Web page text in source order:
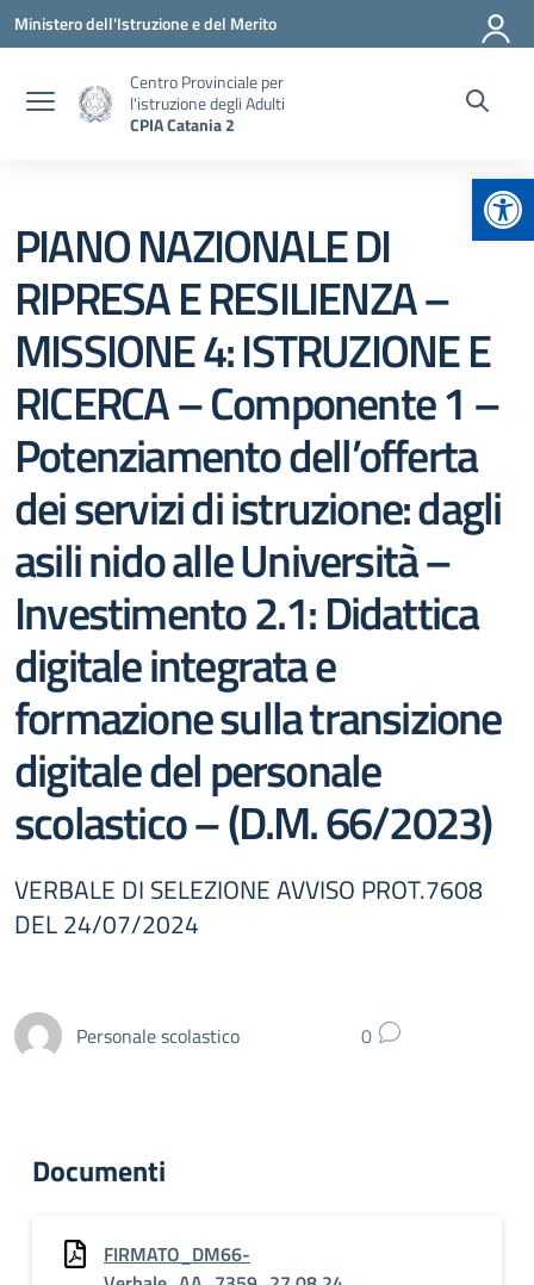
Vai ai contenuti
Vai al menu di navigazione
Vai al footer
Ministero dell'Istruzione e del Merito
Centro Provinciale per
l'istruzione degli Adulti
CPIA Catania 2
PIANO NAZIONALE DI
RIPRESA E RESILIENZA –
MISSIONE 4: ISTRUZIONE E
RICERCA – Componente 1 –
Potenziamento dell’offerta
dei servizi di istruzione: dagli
asili nido alle Università –
Investimento 2.1: Didattica
digitale integrata e
formazione sulla transizione
digitale del personale
scolastico – (D.M. 66/2023)
VERBALE DI SELEZIONE AVVISO PROT.7608
DEL 24/07/2024
Personale scolastico 0
Documenti
FIRMATO_DM66-